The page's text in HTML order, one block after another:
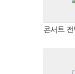
콘서트 전